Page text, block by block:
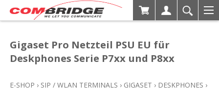
Gigaset Pro Netzteil PSU EU für
Deskphones Serie P7xx und P8xx
E-SHOP › SIP / WLAN TERMINALS › GIGASET › DESKPHONES ›